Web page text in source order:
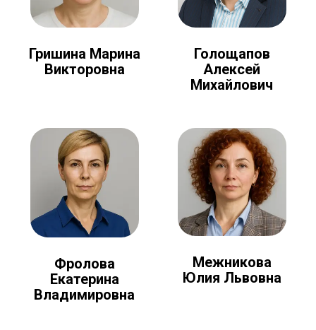
Гришина Марина
Викторовна
Голощапов
Алексей
Михайлович
Фролова
Екатерина
Владимировна
Межникова
Юлия Львовна